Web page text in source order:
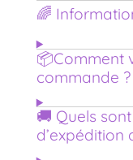
🌈
📦Comment
commande ?
🚚 Quels
d’expédition